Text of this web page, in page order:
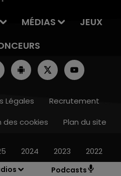
Podcasts
MÉDIAS
JEUX
Légales
Recrutement
des cookies Plan du site
2024 2023 2022